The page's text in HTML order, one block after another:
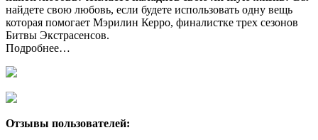
найдете свою любовь, если будете использовать одну вещь
которая помогает Мэрилин Керро, финалистке трех сезонов
Битвы Экстрасенсов.
Подробнее…
Отзывы пользователей: